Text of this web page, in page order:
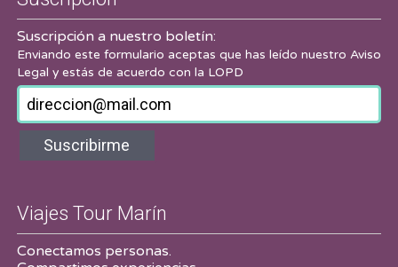
Suscripción a nuestro boletín:
Enviando este formulario aceptas que has leído nuestro Aviso
Legal y estás de acuerdo con la LOPD
Suscribirme
Viajes Tour Marín
Conectamos personas.